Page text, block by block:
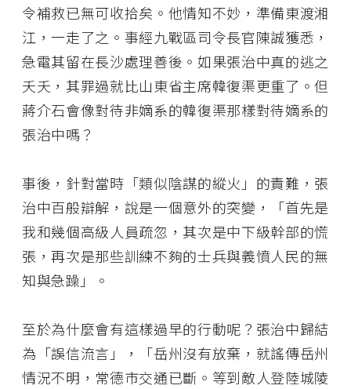
令補救已無可收拾矣。他情知不妙，準備東渡湘
江，一走了之。事經九戰區司令長官陳誠獲悉，
急電其留在長沙處理善後。如果張治中真的逃之
夭夭，其罪過就比山東省主席韓復渠更重了。但
蔣介石會像對待非嫡系的韓復渠那樣對待嫡系的
張治中嗎？
事後，針對當時「類似陰謀的縱火」的責難，張
治中百般辯解，說是一個意外的突變，「首先是
我和幾個高級人員疏忽，其次是中下級幹部的慌
張，再次是那些訓練不夠的士兵與義憤人民的無
知與急躁」。
至於為什麼會有這樣過早的行動呢？張治中歸結
為「誤信流言」，「岳州沒有放棄，就謠傳岳州
情況不明，常德市交通已斷。等到敵人登陸城陵